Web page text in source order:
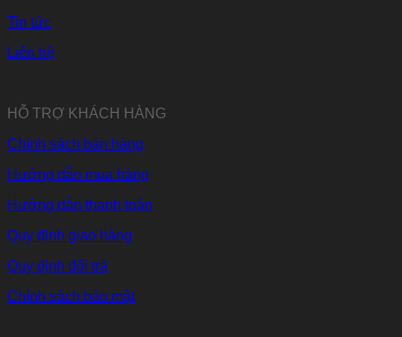
Tin tức
Liên hệ
HỖ TRỢ KHÁCH HÀNG
Chính sách bán hàng
Hướng dẫn mua hàng
Hướng dẫn thanh toán
Quy định giao hàng
Quy định đổi trả
Chính sách bảo mật